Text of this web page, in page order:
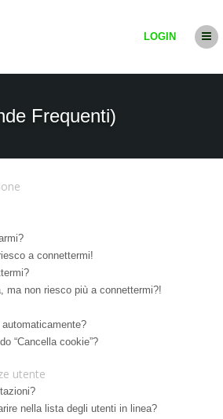
LOGIN
Frequenti)
a connettermi!
ma non riesco più a connettermi?!
“Cancella cookie”?
utente
nella lista degli utenti in linea?